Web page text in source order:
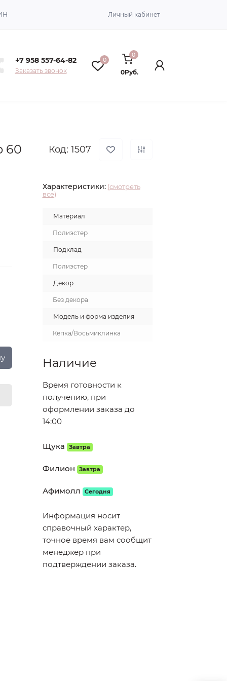
Личный кабинет
+7 958 557-64-82
Заказать звонок
0
0
0Руб.
60 Код: 1507
Характеристики: (смотреть
все)
Материал
Полиэстер
Подклад
Полиэстер
Декор
Без декора
Модель и форма изделия
Кепка/Восьмиклинка
Наличие
Время готовности к
получению, при
оформлении заказа до
14:00
Щука Завтра
Филион Завтра
Афимолл Сегодня
Информация носит
справочный характер,
точное время вам сообщит
менеджер при
подтверждении заказа.